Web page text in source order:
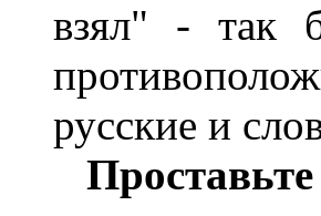
взял" - так
русские и
Проставьте